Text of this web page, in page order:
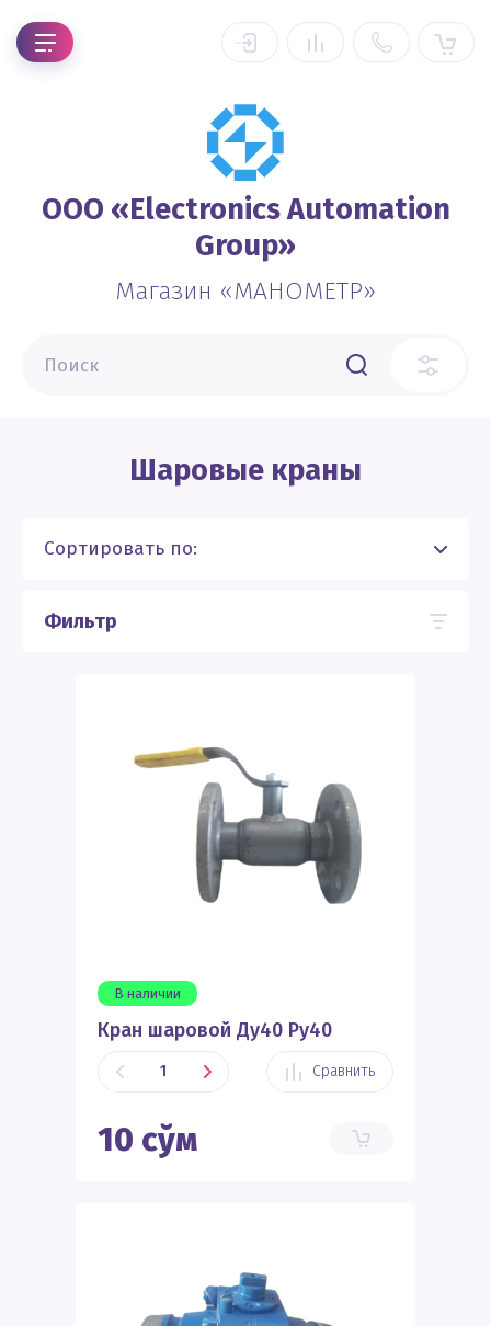
OOO «Electronics Automation
Group»
Магазин «МАНОМЕТР»
Шаровые краны
Фильтр
Сортировать по:
В наличии
Кран шаровой Ду40 Ру40
Сравнить
10 сўм